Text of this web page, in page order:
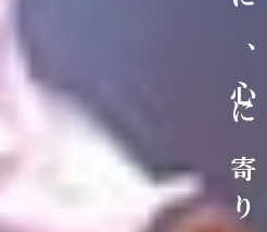
に
、
心
に
寄
り